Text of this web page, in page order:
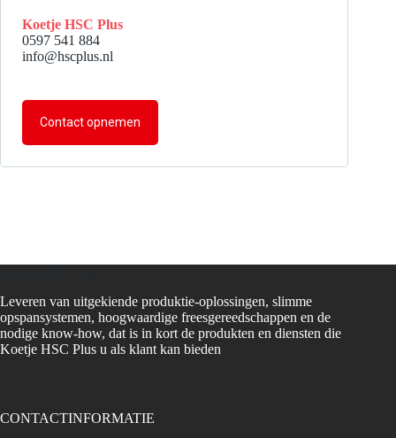
Koetje HSC Plus
0597 541 884
info@hscplus.nl
Contact opnemen
Leveren van uitgekiende produktie-oplossingen, slimme
opspansystemen, hoogwaardige freesgereedschappen en de
nodige know-how, dat is in kort de produkten en diensten die
Koetje HSC Plus u als klant kan bieden
CONTACTINFORMATIE